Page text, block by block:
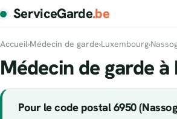
ServiceGarde.be
Accueil›Médecin de garde›Luxembourg›
Médecin de garde à
Pour le code postal 6950